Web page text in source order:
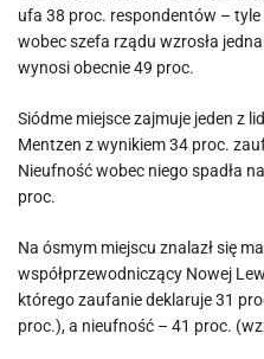
ufa 38 proc. respondentów –
wobec szefa rządu wzrosła
wynosi obecnie 49 proc.
Siódme miejsce zajmuje jeden z
Mentzen z wynikiem 34 proc.
Nieufność wobec niego spadła
proc.
Na ósmym miejscu znalazł się
współprzewodniczący Nowej
którego zaufanie deklaruje 31
proc.), a nieufność – 41 proc.